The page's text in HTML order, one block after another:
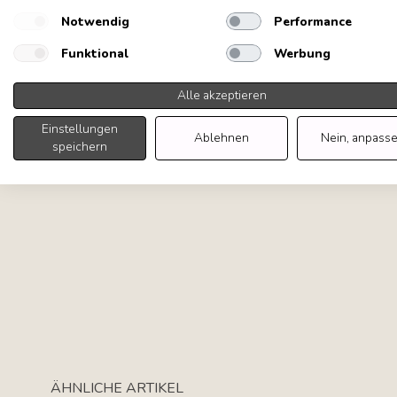
ÄHNLICHE ARTIKEL
Notwendig
Performance
Funktional
Werbung
Alle akzeptieren
Einstellungen
speichern
Ablehnen Nein,